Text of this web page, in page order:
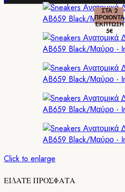
ΣΤΑ 2
ΠΡΟΙΟΝΤΑ
ΕΚΠΤΩΣΗ
5€
Click to enlarge
ΕΙΔΑΤΕ ΠΡΟΣΦΑΤΑ